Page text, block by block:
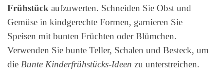
Frühstück aufzuwerten. Schneiden Sie Obst und
Gemüse in kindgerechte Formen, garnieren Sie
Speisen mit bunten Früchten oder Blümchen.
Verwenden Sie bunte Teller, Schalen und Besteck, um
die Bunte Kinderfrühstücks-Ideen zu unterstreichen.